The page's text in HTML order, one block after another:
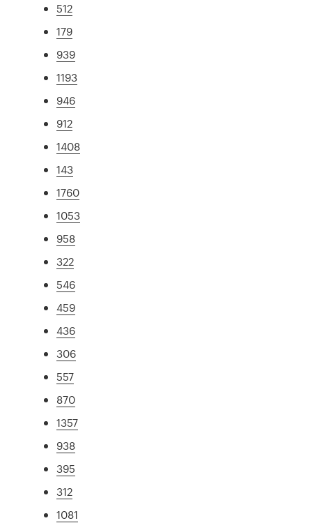
512
179
939
1193
946
912
1408
143
1760
1053
958
322
546
459
436
306
557
870
1357
938
395
312
1081